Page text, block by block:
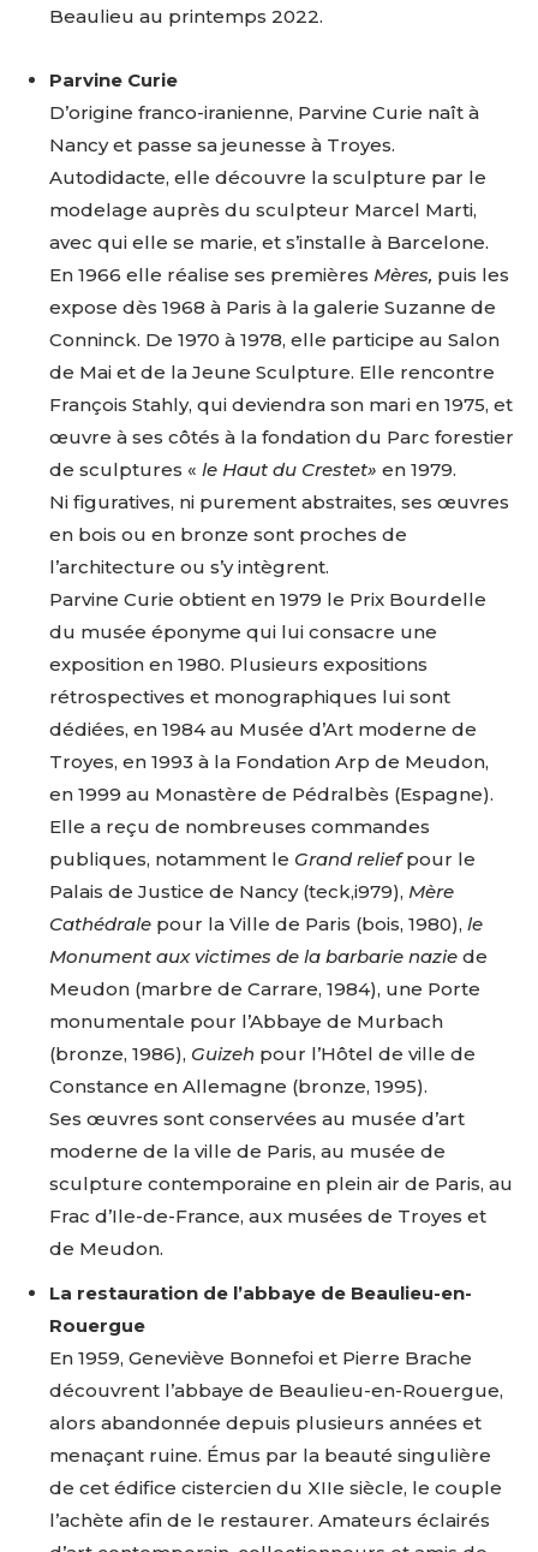
Adresse email*
Nom
Prénom
Statut / Organisation
* Champ obligatoire
Adresse email*
Nom
Statut / Organisation
J'accepte les termes et conditions
* Champ obligatoire
Beaulieu au printemps 2022.
Parvine Curie
D’origine franco-iranienne, Parvine Curie naît à
Nancy et passe sa jeunesse à Troyes.
Autodidacte, elle découvre la sculpture par le
modelage auprès du sculpteur Marcel Marti,
avec qui elle se marie, et s’installe à Barcelone.
En 1966 elle réalise ses premières Mères, puis les
expose dès 1968 à Paris à la galerie Suzanne de
Conninck. De 1970 à 1978, elle participe au Salon
de Mai et de la Jeune Sculpture. Elle rencontre
François Stahly, qui deviendra son mari en 1975, et
œuvre à ses côtés à la fondation du Parc forestier
de sculptures « le Haut du Crestet» en 1979.
Ni figuratives, ni purement abstraites, ses œuvres
en bois ou en bronze sont proches de
l’architecture ou s’y intègrent.
Parvine Curie obtient en 1979 le Prix Bourdelle
du musée éponyme qui lui consacre une
exposition en 1980. Plusieurs expositions
rétrospectives et monographiques lui sont
dédiées, en 1984 au Musée d’Art moderne de
Troyes, en 1993 à la Fondation Arp de Meudon,
en 1999 au Monastère de Pédralbès (Espagne).
Elle a reçu de nombreuses commandes
publiques, notamment le Grand relief pour le
Palais de Justice de Nancy (teck,i979), Mère
Cathédrale pour la Ville de Paris (bois, 1980), le
Monument aux victimes de la barbarie nazie de
Meudon (marbre de Carrare, 1984), une Porte
monumentale pour l’Abbaye de Murbach
(bronze, 1986), Guizeh pour l’Hôtel de ville de
Constance en Allemagne (bronze, 1995).
Ses œuvres sont conservées au musée d’art
moderne de la ville de Paris, au musée de
sculpture contemporaine en plein air de Paris, au
Frac d’Ile-de-France, aux musées de Troyes et
de Meudon.
La restauration de l’abbaye de Beaulieu-en-
Rouergue
En 1959, Geneviève Bonnefoi et Pierre Brache
découvrent l’abbaye de Beaulieu-en-Rouergue,
alors abandonnée depuis plusieurs années et
menaçant ruine. Émus par la beauté singulière
de cet édifice cistercien du XIIe siècle, le couple
l’achète afin de le restaurer. Amateurs éclairés